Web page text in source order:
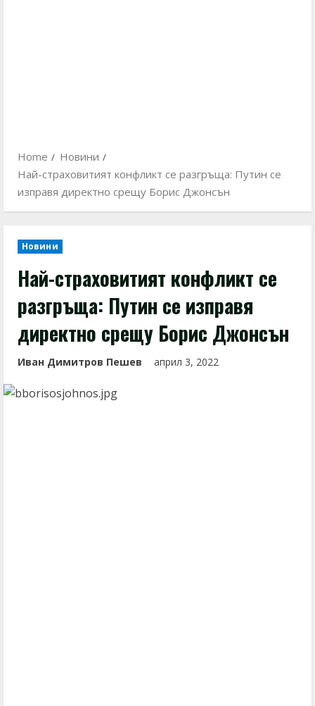
Home
Новини
Най-страховитият конфликт се разгръща: Путин се
изправя директно срещу Борис Джонсън
Новини
Най-страховитият конфликт се
разгръща: Путин се изправя
директно срещу Борис Джонсън
Иван Димитров Пешев април 3, 2022